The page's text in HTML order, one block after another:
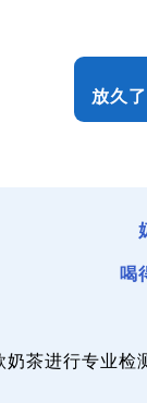
放久
喝
奶茶进行专业